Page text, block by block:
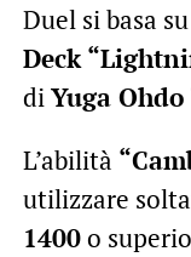
Duel si basa
Deck
diYuga
L’abilità
utilizzare
1400o